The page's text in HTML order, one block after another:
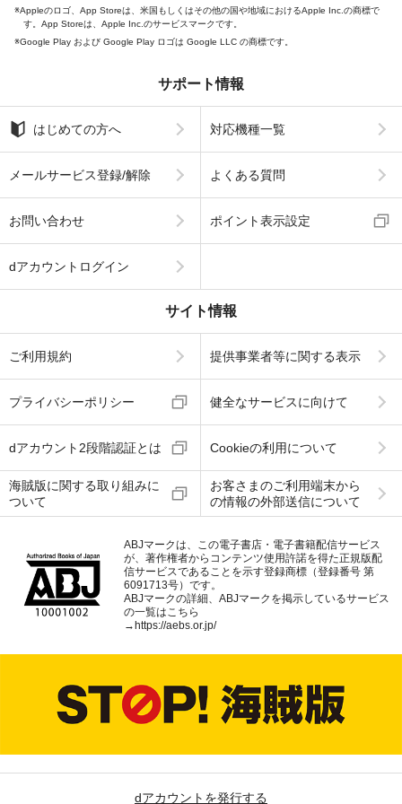
Appleのロゴ、App Storeは、米国もしくはその他の国や地域におけるApple Inc.の商標で
す。App Storeは、Apple Inc.のサービスマークです。
Google Play および Google Play ロゴは Google LLC の商標です。
サポート情報
はじめての方へ 対応機種一覧
メールサービス登録/解除 よくある質問
お問い合わせ ポイント表示設定
dアカウントログイン
サイト情報
ご利用規約 提供事業者等に関する表示
プライバシーポリシー 健全なサービスに向けて
dアカウント2段階認証とは Cookieの利用について
海賊版に関する取り組みに
ついて
お客さまのご利用端末から
の情報の外部送信について
ABJマークは、この電子書店・電子書籍配信サービス
が、著作権者からコンテンツ使用許諾を得た正規版配
信サービスであることを示す登録商標（登録番号 第
6091713号）です。
ABJマークの詳細、ABJマークを掲示しているサービス
の一覧はこちら
→https://aebs.or.jp/
dアカウントを発行する